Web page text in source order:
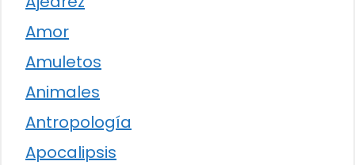
Amor
Amuletos
Animales
Antropología
Apocalipsis